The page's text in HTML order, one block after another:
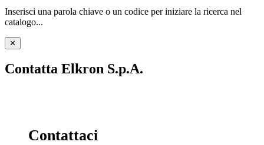
Inserisci una parola chiave o un codice per iniziare la ricerca nel
catalogo...
✕
Contatta Elkron S.p.A.
Contattaci